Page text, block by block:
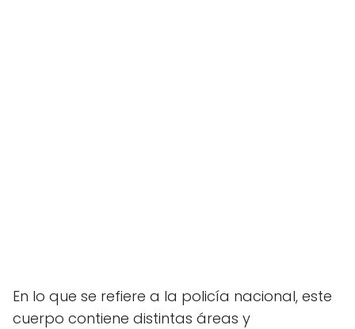
En lo que se refiere a la policía nacional, este
cuerpo contiene distintas áreas y